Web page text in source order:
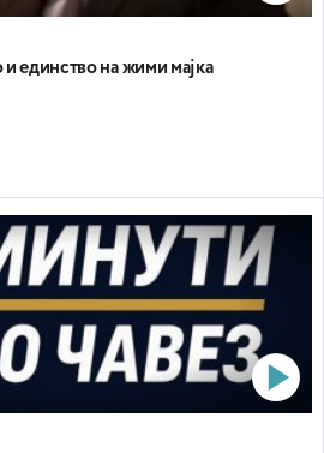
и единство на жими мајка